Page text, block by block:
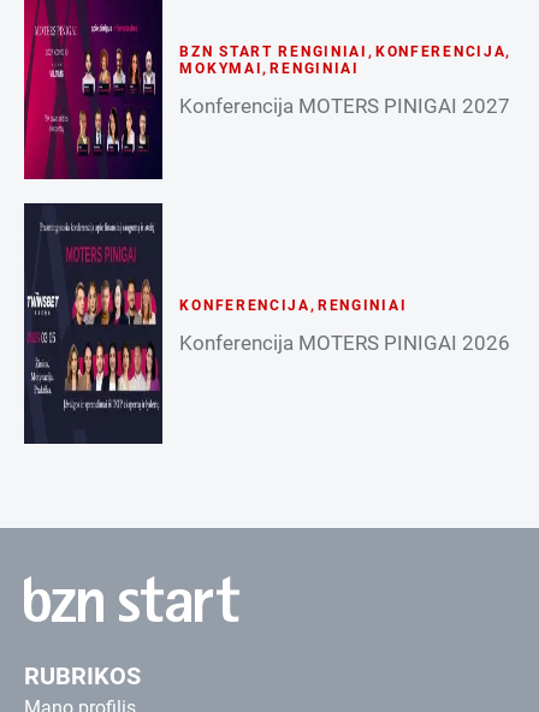
BZN START RENGINIAI , KONFERENCIJA,
MOKYMAI ,RENGINIAI
Konferencija MOTERS PINIGAI 2027
KONFERENCIJA, RENGINIAI
Konferencija MOTERS PINIGAI 2026
RUBRIKOS
Mano profilis